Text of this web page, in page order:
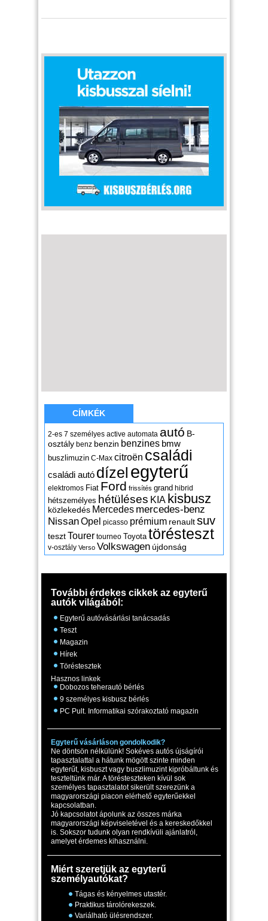
CÍMKÉK
2-es 7 személyes active automata autó B-
osztály benz benzin benzines bmw
buszlimuzin C-Max citroën családi
családi autó dízel egyterű
elektromos Fiat Ford frissítés grand hibrid
hétszemélyes hétüléses KIA kisbusz
közlekedés Mercedes mercedes-benz
NissanOpel picasso prémium renaultsuv
tesztTourer tourneo Toyota törésteszt
v-osztály Verso Volkswagen újdonság
További érdekes cikkek az egyterű
autók világából:
Egyterű autóvásárlási tanácsadás
Teszt
Magazin
Hírek
Töréstesztek
Hasznos linkek
Dobozos teherautó bérlés
9 személyes kisbusz bérlés
PC Pult. Informatikai szórakoztató magazin
Egyterű vásárláson gondolkodik?
Ne döntsön nélkülünk! Sokéves autós újságírói
tapasztalattal a hátunk mögött szinte minden
egyterűt, kisbuszt vagy buszlimuzint kipróbáltunk és
teszteltünk már. A törésteszteken kívül sok
személyes tapasztalatot sikerült szerezünk a
magyarországi piacon elérhető egyterűekkel
kapcsolatban.
Jó kapcsolatot ápolunk az összes márka
magyarországi képviseletével és a kereskedőkkel
is. Sokszor tudunk olyan rendkívüli ajánlatról,
amelyet érdemes kihasználni.
Miért szeretjük az egyterű
személyautókat?
Tágas és kényelmes utastér.
Praktikus tárolórekeszek.
Variálható ülésrendszer.